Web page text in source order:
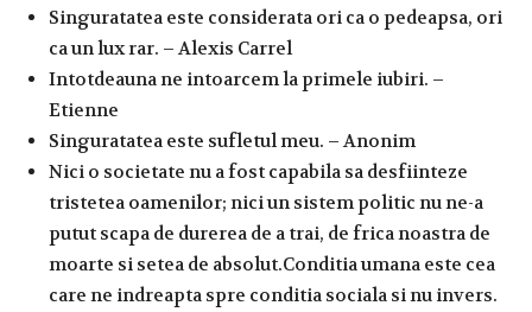
Singuratatea este considerata ori ca o pedeapsa, ori
ca un lux rar. – Alexis Carrel
Intotdeauna ne intoarcem la primele iubiri. –
Etienne
Singuratatea este sufletul meu. – Anonim
Nici o societate nu a fost capabila sa desfiinteze
tristetea oamenilor; nici un sistem politic nu ne-a
putut scapa de durerea de a trai, de frica noastra de
moarte si setea de absolut.Conditia umana este cea
care ne indreapta spre conditia sociala si nu invers.